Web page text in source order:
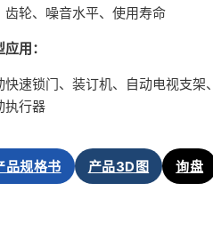
齿轮、噪音水平、使用寿命
用：
快速锁门、装订机、自动电视支架
执行器
品规格书 产品3D图 询盘